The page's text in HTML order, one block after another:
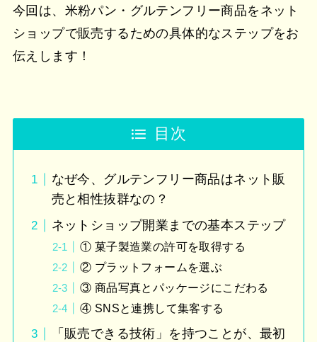
今回は、米粉パン・グルテンフリー商品をネット
ショップで販売するための具体的なステップをお
伝えします！
目次
なぜ今、グルテンフリー商品はネット販
売と相性抜群なの？
ネットショップ開業までの基本ステップ
① 菓子製造業の許可を取得する
② プラットフォームを選ぶ
③ 商品写真とパッケージにこだわる
④ SNSと連携して集客する
「販売できる技術」を持つことが、最初